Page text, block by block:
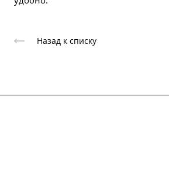
Назад к списку